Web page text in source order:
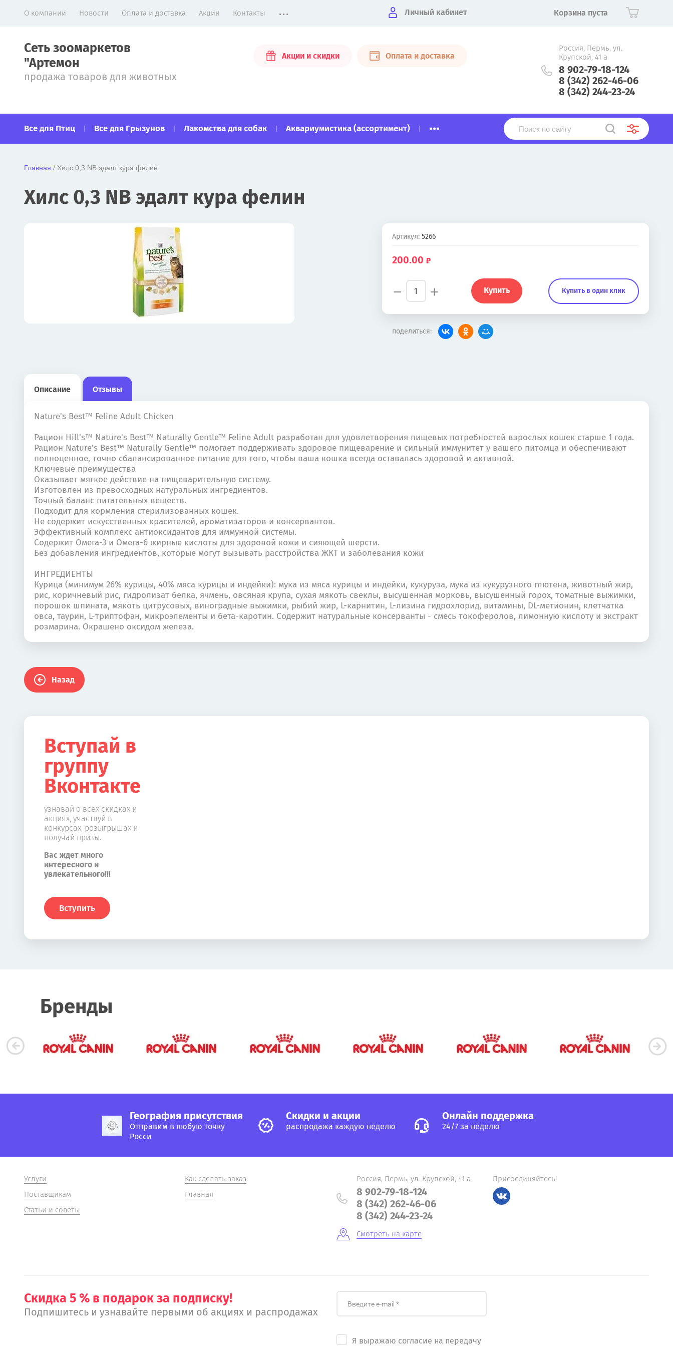
О компании Новости Оплата и доставка Акции Контакты ... Личный кабинет Корзина пуста
Сеть зоомаркетов
"Артемон
продажа товаров для животных
Акции и скидки Оплата и доставка
Россия, Пермь, ул.
Крупской, 41 а
8 902-79-18-124
8 (342) 262-46-06
8 (342) 244-23-24
Все для Птиц Все для Грызунов Лакомства для собак Аквариумистика (ассортимент) ...
Главная / Хилс 0,3 NB эдалт кура фелин
Хилс 0,3 NB эдалт кура фелин
Артикул:5266
200.00
− + Купить Купить в один клик
поделиться:
Описание Отзывы
Nature's Best™ Feline Adult Chicken
Рацион Hill's™ Nature's Best™ Naturally Gentle™ Feline Adult разработан для удовлетворения пищевых потребностей взрослых кошек старше 1 года.
Рацион Nature's Best™ Naturally Gentle™ помогает поддерживать здоровое пищеварение и сильный иммунитет у вашего питомца и обеспечивают
полноценное, точно сбалансированное питание для того, чтобы ваша кошка всегда оставалась здоровой и активной.
Ключевые преимущества
Оказывает мягкое действие на пищеварительную систему.
Изготовлен из превосходных натуральных ингредиентов.
Точный баланс питательных веществ.
Подходит для кормления стерилизованных кошек.
Не содержит искусственных красителей, ароматизаторов и консервантов.
Эффективный комплекс антиоксидантов для иммунной системы.
Содержит Омега-3 и Омега-6 жирные кислоты для здоровой кожи и сияющей шерсти.
Без добавления ингредиентов, которые могут вызывать расстройства ЖКТ и заболевания кожи
ИНГРЕДИЕНТЫ
Курица (минимум 26% курицы, 40% мяса курицы и индейки): мука из мяса курицы и индейки, кукуруза, мука из кукурузного глютена, животный жир,
рис, коричневый рис, гидролизат белка, ячмень, овсяная крупа, сухая мякоть свеклы, высушенная морковь, высушенный горох, томатные выжимки,
порошок шпината, мякоть цитрусовых, виноградные выжимки, рыбий жир, L-карнитин, L-лизина гидрохлорид, витамины, DL-метионин, клетчатка
овса, таурин, L-триптофан, микроэлементы и бета-каротин. Содержит натуральные консерванты - смесь токоферолов, лимонную кислоту и экстракт
розмарина. Окрашено оксидом железа.
Назад
Вступай в
группу
Вконтакте
узнавай о всех скидках и
акциях, участвуй в
конкурсах, розыгрышах и
получай призы.
Вас ждет много
интересного и
увлекательного!!!
Вступить
Бренды
География присутствия
Отправим в любую точку
Росси
Cкидки и акции
распродажа каждую неделю
Онлайн поддержка
24/7 за неделю
Услуги
Поставщикам
Статьи и советы
Как сделать заказ
Главная
Россия, Пермь, ул. Крупской, 41 а
8 902-79-18-124
8 (342) 262-46-06
8 (342) 244-23-24
Смотреть на карте
Присоединяйтесь!
Скидка 5 % в подарок за подписку!
Подпишитесь и узнавайте первыми об акциях и распродажах
Я выражаю согласие на передачу